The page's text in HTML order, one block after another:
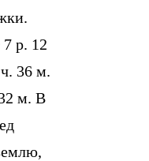
р. 12
36 м.
м. В